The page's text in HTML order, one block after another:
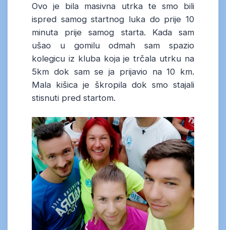
Ovo je bila masivna utrka te smo bili
ispred samog startnog luka do prije 10
minuta prije samog starta. Kada sam
ušao u gomilu odmah sam spazio
kolegicu iz kluba koja je trčala utrku na
5km dok sam se ja prijavio na 10 km.
Mala kišica je škropila dok smo stajali
stisnuti pred startom.